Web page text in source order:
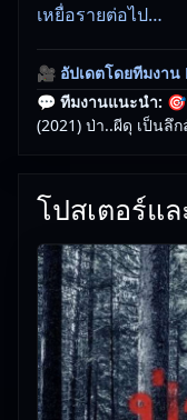
เหยื่อรายต่อไป…
🎥 อัปเดตโดยทีมงาน
29/05/2026 |เกี่ยวกั
💬 ทีมงานแนะนำ:
(2021) ป่า..ผีดุ เป็นลึ
โปสเตอร์แ